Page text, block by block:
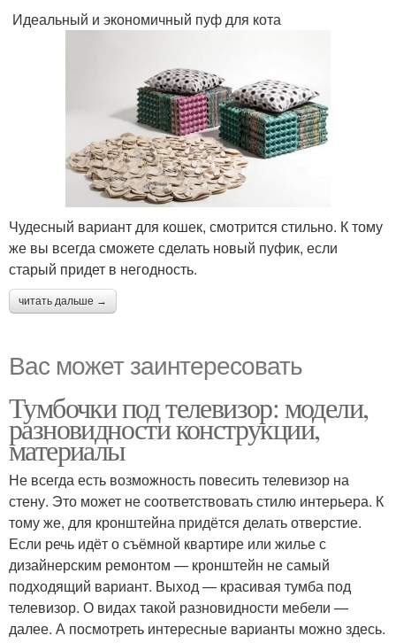
Идеальный и экономичный пуф для кота
Чудесный вариант для кошек, смотрится стильно. К тому
же вы всегда сможете сделать новый пуфик, если
старый придет в негодность.
читать дальше →
Вас может заинтересовать
Тумбочки под телевизор: модели,
разновидности конструкции,
материалы
Не всегда есть возможность повесить телевизор на
стену. Это может не соответствовать стилю интерьера. К
тому же, для кронштейна придётся делать отверстие.
Если речь идёт о съёмной квартире или жилье с
дизайнерским ремонтом — кронштейн не самый
подходящий вариант. Выход — красивая тумба под
телевизор. О видах такой разновидности мебели —
далее. А посмотреть интересные варианты можно здесь.